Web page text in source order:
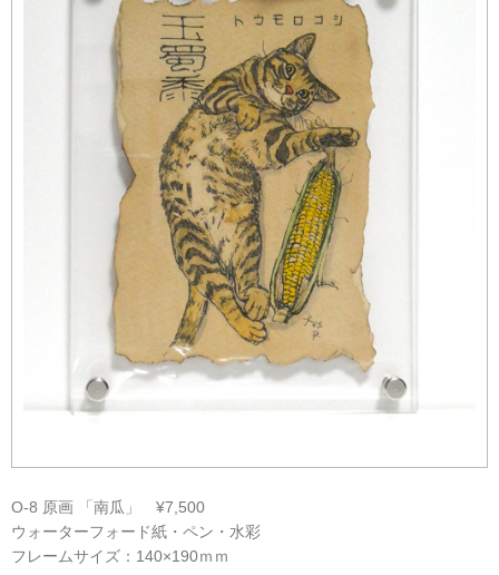
O-8 原画 「南瓜」 ¥7,500
ウォーターフォード紙・ペン・水彩
フレームサイズ：140×190ｍｍ